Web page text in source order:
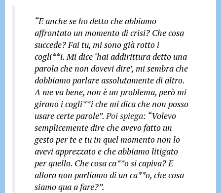
“E anche se ho detto che abbiamo
affrontato un momento di crisi? Che cosa
succede? Fai tu, mi sono già rotto i
cogli**i. Mi dice ‘hai addirittura detto una
parola che non dovevi dire’, mi sembra che
dobbiamo parlare assolutamente di altro.
A me va bene, non è un problema, però mi
girano i cogli**i che mi dica che non posso
usare certe parole”. Poi spiega: “Volevo
semplicemente dire che avevo fatto un
gesto per te e tu in quel momento non lo
avevi apprezzato e che abbiamo litigato
per quello. Che cosa ca**o si capiva? E
allora non parliamo di un ca**o, che cosa
siamo qua a fare?”.